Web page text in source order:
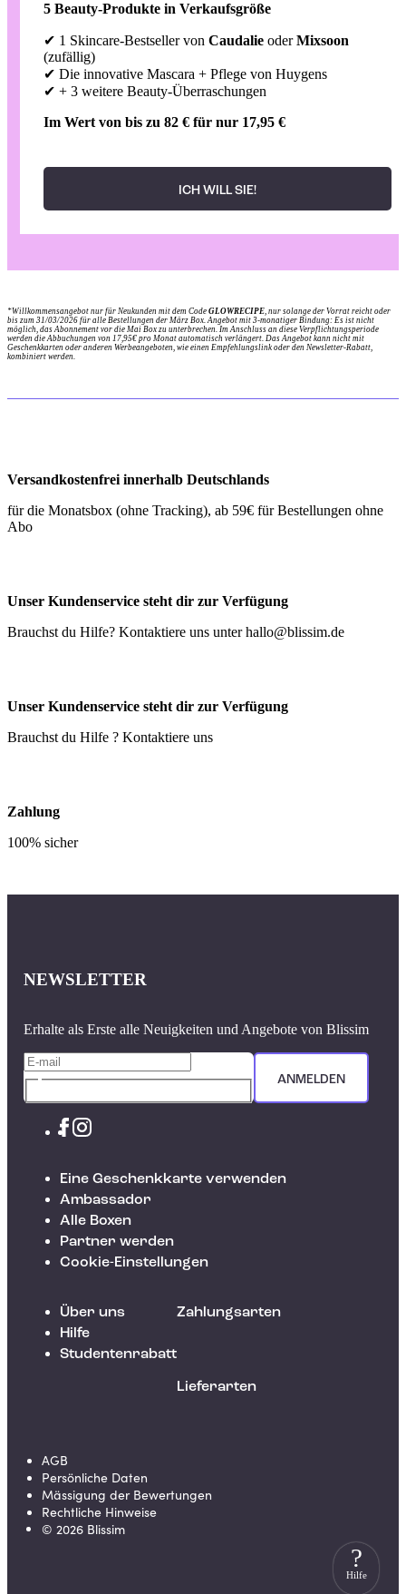
5 Beauty-Produkte in Verkaufsgröße
✔ 1 Skincare-Bestseller von Caudalie oderMixsoon
(zufällig)
✔ Die innovative Mascara + Pflege von Huygens
✔ + 3 weitere Beauty-Überraschungen
Im Wert von bis zu 82 € für nur 17,95 €
ICH WILL SIE!
*Willkommensangebot nur für Neukunden mit dem Code GLOWRECIPE, nur solange der Vorrat reicht oder
bis zum 31/03/2026 für alle Bestellungen der März Box. Angebot mit 3-monatiger Bindung: Es ist nicht
möglich, das Abonnement vor die Mai Box zu unterbrechen. Im Anschluss an diese Verpflichtungsperiode
werden die Abbuchungen von 17,95€ pro Monat automatisch verlängert. Das Angebot kann nicht mit
Geschenkkarten oder anderen Werbeangeboten, wie einen Empfehlungslink oder den Newsletter-Rabatt,
kombiniert werden.
Versandkostenfrei innerhalb Deutschlands
für die Monatsbox (ohne Tracking), ab 59€ für Bestellungen ohne
Abo
Unser Kundenservice steht dir zur Verfügung
Brauchst du Hilfe? Kontaktiere uns unterhallo@blissim.de
Unser Kundenservice steht dir zur Verfügung
Brauchst du Hilfe ? Kontaktiere uns
Zahlung
100% sicher
NEWSLETTER
Erhalte als Erste alle Neuigkeiten und Angebote von Blissim
ANMELDEN
Eine Geschenkkarte verwenden
Ambassador
Alle Boxen
Partner werden
Cookie-Einstellungen
Über uns
Hilfe
Studentenrabatt
Zahlungsarten
Lieferarten
AGB
Persönliche Daten
Mässigung der Bewertungen
Rechtliche Hinweise
© 2026 Blissim
?
Hilfe